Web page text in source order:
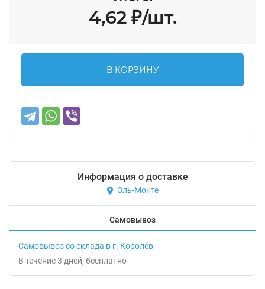
4,62 ₽/шт.
В КОРЗИНУ
Информация о доставке
Эль-Монте
Самовывоз
Самовывоз со склада в г. Королёв
В течение3 дней Бесплатно